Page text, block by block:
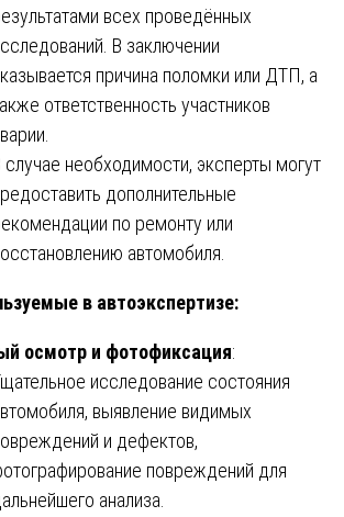
всех проведённых
В заключении
причина поломки или ДТП, а
ответственность участников
случае необходимости, эксперты могут
дополнительные
по ремонту или
автомобиля.
в автоэкспертизе:
осмотр и фотофиксация:
исследование состояния
выявление видимых
и дефектов,
повреждений для
анализа.